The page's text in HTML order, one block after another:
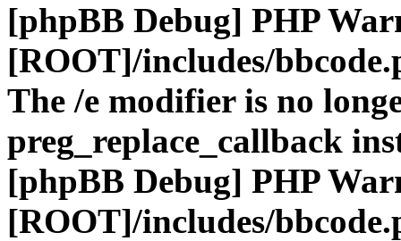
[phpBB Debug] PHP
[ROOT]/includes/
The /e modifier is no
preg_replace_callback
[phpBB Debug] PHP
[ROOT]/includes/